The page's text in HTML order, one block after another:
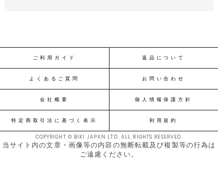
ご利用ガイド 返品について
よくあるご質問 お問い合わせ
会社概要 個人情報保護方針
特定商取引法に基づく表示 利用規約
COPYRIGHT © BIKI JAPAN LTD. ALL RIGHTS RESERVED.
当サイト内の文章・画像等の内容の無断転載及び複製等の行為は
ご遠慮ください。